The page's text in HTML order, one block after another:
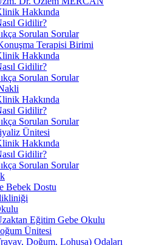
Hakkında
Gidilir?
Sorulan Sorular
Terapisi Birimi
Hakkında
Gidilir?
Sorulan Sorular
Hakkında
Gidilir?
Sorulan Sorular
Ünitesi
Hakkında
Gidilir?
Sorulan Sorular
Bebek Dostu
Eğitim Gebe Okulu
Ünitesi
Doğum, Lohusa) Odaları